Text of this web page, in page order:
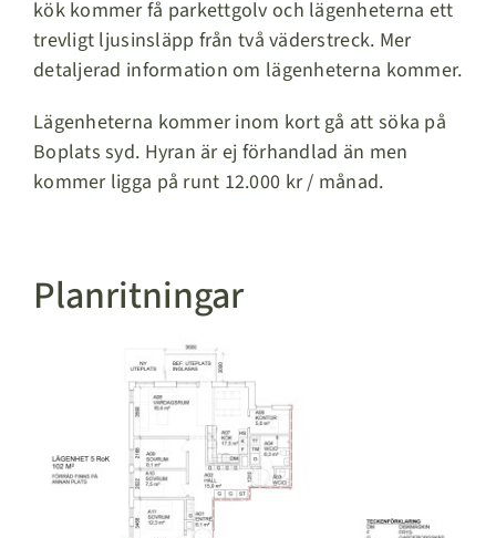
kök kommer få parkettgolv och lägenheterna ett
trevligt ljusinsläpp från två väderstreck. Mer
detaljerad information om lägenheterna kommer.
Lägenheterna kommer inom kort gå att söka på
Boplats syd. Hyran är ej förhandlad än men
kommer ligga på runt 12.000 kr / månad.
Planritningar